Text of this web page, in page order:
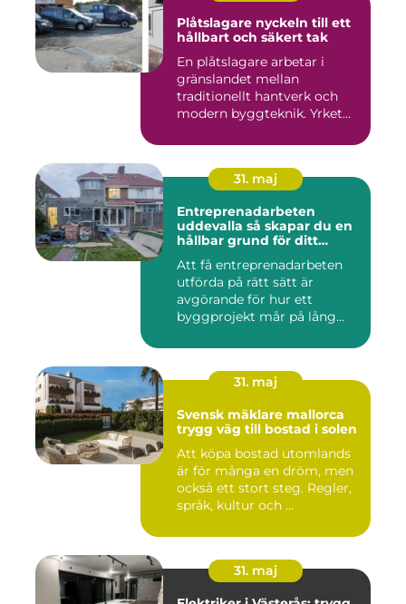
Plåtslagare nyckeln till ett
hållbart och säkert tak
En plåtslagare arbetar i
gränslandet mellan
traditionellt hantverk och
modern byggteknik. Yrket
31. maj
Entreprenadarbeten
uddevalla så skapar du en
hållbar grund för ditt
Att få entreprenadarbeten
utförda på rätt sätt är
avgörande för hur ett
byggprojekt mår på lång
31. maj
Svensk mäklare mallorca
trygg väg till bostad i solen
Att köpa bostad utomlands
är för många en dröm, men
också ett stort steg. Regler,
språk, kultur och ...
31. maj